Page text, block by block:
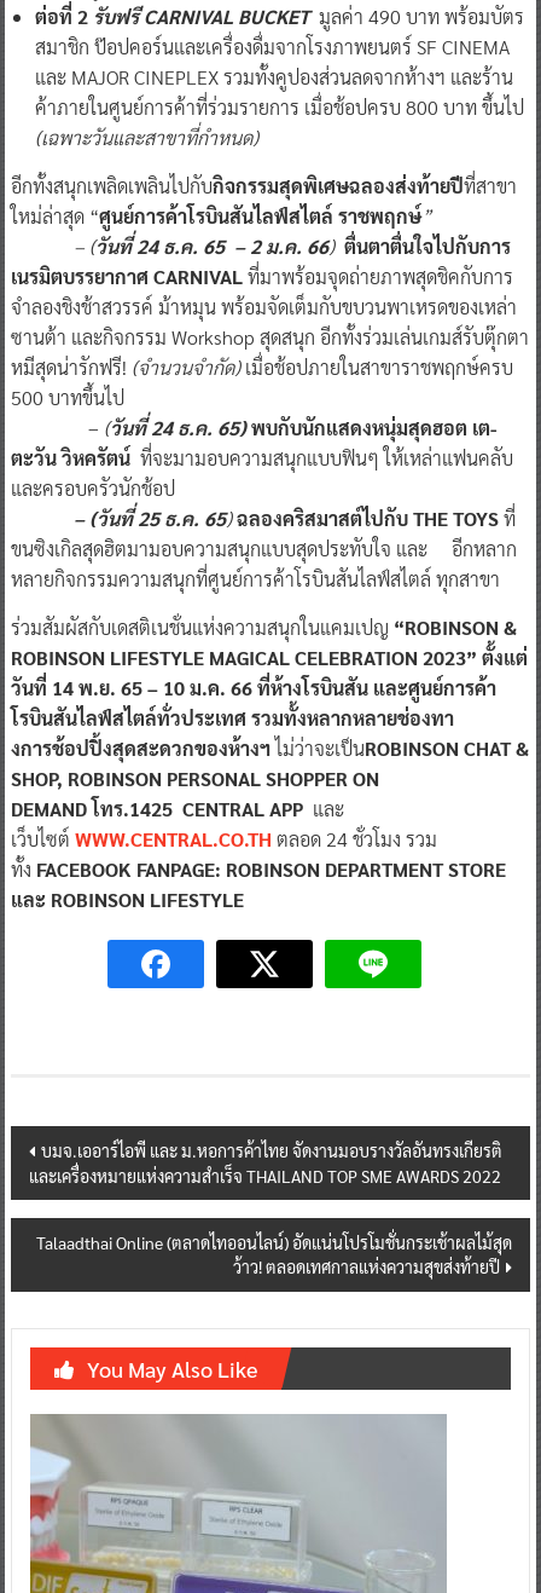
ต่อที่ 2 รับฟรี CARNIVAL BUCKETมูลค่า 490 บาท พร้อมบัตร
สมาชิก ป๊อปคอร์นและเครื่องดื่มจากโรงภาพยนตร์ SF CINEMA
และ MAJOR CINEPLEX รวมทั้งคูปองส่วนลดจากห้างฯ และร้าน
ค้าภายในศูนย์การค้าที่ร่วมรายการ เมื่อช้อปครบ 800 บาท ขึ้นไป
(เฉพาะวันและสาขาที่กำหนด)
อีกทั้งสนุกเพลิดเพลินไปกับกิจกรรมสุดพิเศษฉลองส่งท้ายปีที่สาขา
ใหม่ล่าสุด “ศูนย์การค้าโรบินสันไลฟ์สไตล์ ราชพฤกษ์”
– (วันที่24 ธ.ค. 65 – 2 ม.ค. 66) ตื่นตาตื่นใจไปกับการ
เนรมิตบรรยากาศCARNIVALที่มาพร้อมจุดถ่ายภาพสุดชิคกับการ
จำลองชิงช้าสวรรค์ ม้าหมุน พร้อมจัดเต็มกับขบวนพาเหรดของเหล่า
ซานต้า และกิจกรรม Workshop สุดสนุก อีกทั้งร่วมเล่นเกมส์รับตุ๊กตา
หมีสุดน่ารักฟรี! (จำนวนจำกัด)เมื่อช้อปภายในสาขาราชพฤกษ์ครบ
500 บาทขึ้นไป
– (วันที่24 ธ.ค. 65)พบกับนักแสดงหนุ่มสุดฮอต เต-
ตะวัน วิหครัตน์ที่จะมามอบความสนุกแบบฟินๆ ให้เหล่าแฟนคลับ
และครอบครัวนักช้อป
– (วันที่ 25 ธ.ค. 65)ฉลองคริสมาสต์ไปกับ THE TOYSที่
ขนซิงเกิลสุดฮิตมามอบความสนุกแบบสุดประทับใจ และ อีกหลาก
หลายกิจกรรมความสนุกที่ศูนย์การค้าโรบินสันไลฟ์สไตล์ ทุกสาขา
ร่วมสัมผัสกับเดสติเนชั่นแห่งความสนุกในแคมเปญ “ROBINSON &
ROBINSON LIFESTYLE MAGICAL CELEBRATION 2023” ตั้งแต่
วันที่ 14 พ.ย. 65 – 10 ม.ค. 66 ที่ห้างโรบินสัน และศูนย์การค้า
โรบินสันไลฟ์สไตล์ทั่วประเทศรวมทั้งหลากหลายช่องทา
งการช้อปปิ้งสุดสะดวกของห้างฯไม่ว่าจะเป็นROBINSON CHAT &
SHOP, ROBINSON PERSONAL SHOPPER ON
DEMAND โทร.1425 CENTRAL APPและ
เว็บไซต์ WWW.CENTRAL.CO.TH ตลอด 24 ชั่วโมง รวม
ทั้ง FACEBOOK FANPAGE: ROBINSON DEPARTMENT STORE
และ ROBINSON LIFESTYLE
Post
navigation
บมจ.เออาร์ไอพี และ ม.หอการค้าไทย จัดงานมอบรางวัลอันทรงเกียรติ
และเครื่องหมายแห่งความสำเร็จ THAILAND TOP SME AWARDS 2022
Talaadthai Online (ตลาดไทออนไลน์) อัดแน่นโปรโมชั่นกระเช้าผลไม้สุด
ว้าว! ตลอดเทศกาลแห่งความสุขส่งท้ายปี
You May Also Like